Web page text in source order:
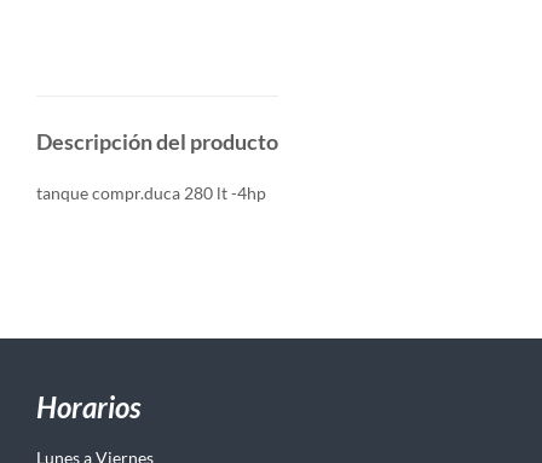
Descripción del producto
tanque compr.duca 280 lt -4hp
Horarios
Lunes a Viernes